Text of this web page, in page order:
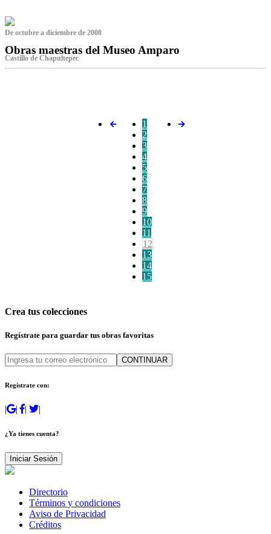
De octubre a diciembre de 2008
Obras maestras del Museo Amparo
Castillo de Chapultepec
1
2
3
4
5
6
7
8
9
10
11
12
13
14
15
Crea tus colecciones
Regístrate para guardar tus obras favoritas
CONTINUAR
Regístrate con:
| | | |
¿Ya tienes cuenta?
Iniciar Sesión
Directorio
Términos y condiciones
Aviso de Privacidad
Créditos